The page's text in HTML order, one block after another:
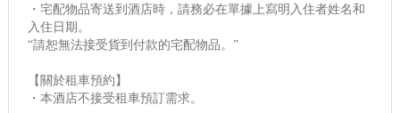
・宅配物品寄送到酒店時，請務必在單據上寫明入住者姓名和
入住日期。
“請恕無法接受貨到付款的宅配物品。”
【關於租車預約】
・本酒店不接受租車預訂需求。